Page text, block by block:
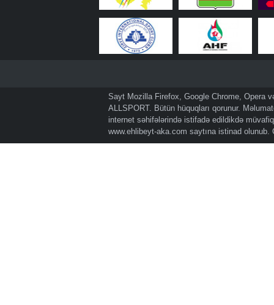
Sayt Mozilla Firefox, Google Chrome, Opera
ALLSPORT. Bütün hüquqları qorunur.
internet səhifələrində istifadə edildikdə
www.ehlibeyt-aka.com saytına istinad olunub.